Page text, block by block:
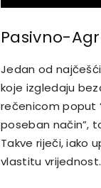
Pasivno-
Jedan od
koje izgledaju
rečenicom poput
poseban način”,
Takve riječi, iako
vlastitu vrijednost.